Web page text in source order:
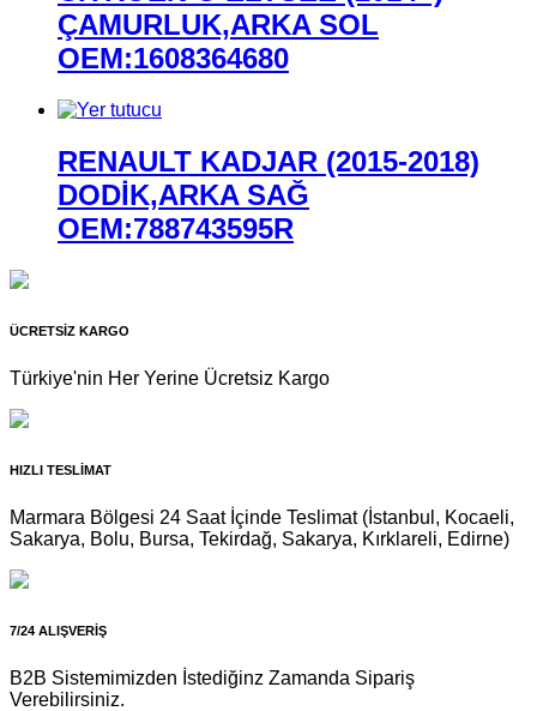
ÇAMURLUK,ARKA SOL
OEM:1608364680
RENAULT KADJAR (2015-2018)
DODİK,ARKA SAĞ
OEM:788743595R
ÜCRETSİZ KARGO
Türkiye'nin Her Yerine Ücretsiz Kargo
HIZLI TESLİMAT
Marmara Bölgesi 24 Saat İçinde Teslimat (İstanbul, Kocaeli,
Sakarya, Bolu, Bursa, Tekirdağ, Sakarya, Kırklareli, Edirne)
7/24 ALIŞVERİŞ
B2B Sistemimizden İstediğinz Zamanda Sipariş
Verebilirsiniz.